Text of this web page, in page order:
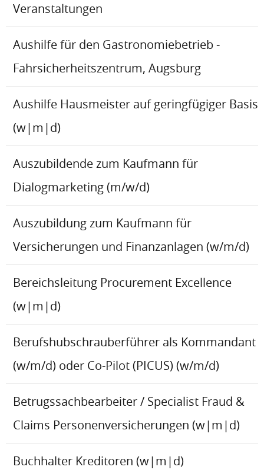
Veranstaltungen
Aushilfe für den Gastronomiebetrieb -
Fahrsicherheitszentrum, Augsburg
Aushilfe Hausmeister auf geringfügiger Basis
(w|m|d)
Auszubildende zum Kaufmann für
Dialogmarketing (m/w/d)
Auszubildung zum Kaufmann für
Versicherungen und Finanzanlagen (w/m/d)
Bereichsleitung Procurement Excellence
(w|m|d)
Berufshubschrauberführer als Kommandant
(w/m/d) oder Co-Pilot (PICUS) (w/m/d)
Betrugssachbearbeiter / Specialist Fraud &
Claims Personenversicherungen (w|m|d)
Buchhalter Kreditoren (w|m|d)